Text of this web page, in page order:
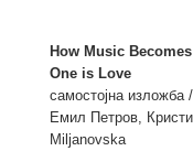
How Music
One is Love
самостојна изложба
Емил Петров,
Miljanovska